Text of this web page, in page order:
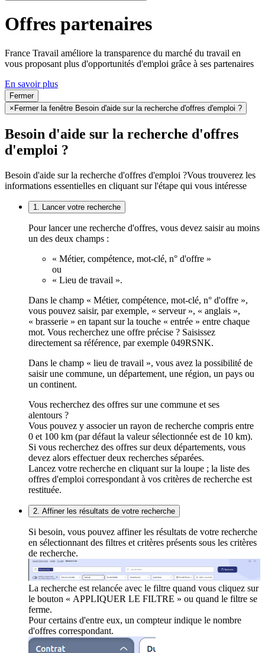
Offres partenaires
France Travail améliore la transparence du marché du travail en
vous proposant plus d'opportunités d'emploi grâce à ses partenaires
En savoir plus
Fermer
× Fermer la fenêtre Besoin d'aide sur la recherche d'offres d'emploi ?
Besoin d'aide sur la recherche d'offres
d'emploi ?
Besoin d'aide sur la recherche d'offres d'emploi ?Vous trouverez les
informations essentielles en cliquant sur l'étape qui vous intéresse
1. Lancer votre recherche
Pour lancer une recherche d'offres, vous devez saisir au moins
un des deux champs :
« Métier, compétence, mot-clé, n° d'offre »
ou
« Lieu de travail ».
Dans le champ « Métier, compétence, mot-clé, n° d'offre »,
vous pouvez saisir, par exemple, « serveur », « anglais »,
« brasserie » en tapant sur la touche « entrée » entre chaque
mot. Vous recherchez une offre précise ? Saisissez
directement sa référence, par exemple 049RSNK.
Dans le champ « lieu de travail », vous avez la possibilité de
saisir une commune, un département, une région, un pays ou
un continent.
Vous recherchez des offres sur une commune et ses
alentours ?
Vous pouvez y associer un rayon de recherche compris entre
0 et 100 km (par défaut la valeur sélectionnée est de 10 km).
Si vous recherchez des offres sur deux départements, vous
devez alors effectuer deux recherches séparées.
Lancez votre recherche en cliquant sur la loupe ; la liste des
offres d'emploi correspondant à vos critères de recherche est
restituée.
2. Affiner les résultats de votre recherche
Si besoin, vous pouvez affiner les résultats de votre recherche
en sélectionnant des filtres et critères présents sous les critères
de recherche.
La recherche est relancée avec le filtre quand vous cliquez sur
le bouton « APPLIQUER LE FILTRE » ou quand le filtre se
ferme.
Pour certains d'entre eux, un compteur indique le nombre
d'offres correspondant.